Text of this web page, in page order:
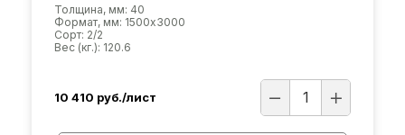
Толщина, мм: 40
Формат, мм: 1500х3000
Сорт: 2/2
Вес (кг.): 120.6
10 410 руб./лист